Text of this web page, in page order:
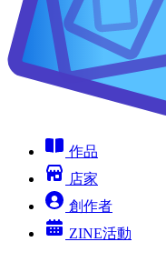
作品
店家
創作者
ZINE活動